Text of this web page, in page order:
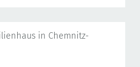
in Chemnitz-